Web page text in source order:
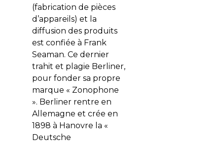
(fabrication de pièces
d’appareils) et la
diffusion des produits
est confiée à Frank
Seaman. Ce dernier
trahit et plagie Berliner,
pour fonder sa propre
marque « Zonophone
». Berliner rentre en
Allemagne et crée en
1898 à Hanovre la «
Deutsche